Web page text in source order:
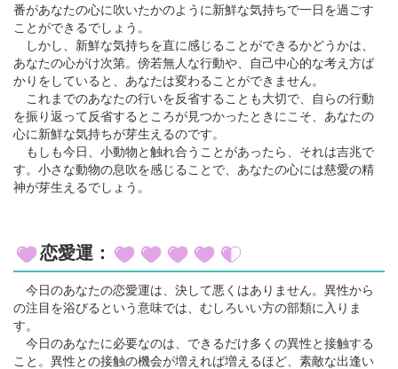
番があなたの心に吹いたかのように新鮮な気持ちで一日を過ごす
ことができるでしょう。
しかし、新鮮な気持ちを直に感じることができるかどうかは、
あなたの心がけ次第。傍若無人な行動や、自己中心的な考え方ば
かりをしていると、あなたは変わることができません。
これまでのあなたの行いを反省することも大切で、自らの行動
を振り返って反省するところが見つかったときにこそ、あなたの
心に新鮮な気持ちが芽生えるのです。
もしも今日、小動物と触れ合うことがあったら、それは吉兆で
す。小さな動物の息吹を感じることで、あなたの心には慈愛の精
神が芽生えるでしょう。
恋愛運：
今日のあなたの恋愛運は、決して悪くはありません。異性から
の注目を浴びるという意味では、むしろいい方の部類に入りま
す。
今日のあなたに必要なのは、できるだけ多くの異性と接触する
こと。異性との接触の機会が増えれば増えるほど、素敵な出逢い